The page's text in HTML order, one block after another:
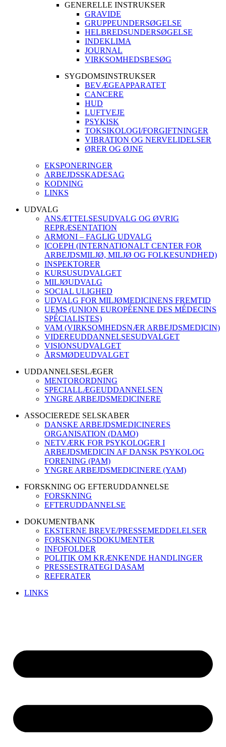
GENERELLE INSTRUKSER
GRAVIDE
GRUPPEUNDERSØGELSE
HELBREDSUNDERSØGELSE
INDEKLIMA
JOURNAL
VIRKSOMHEDSBESØG
SYGDOMSINSTRUKSER
BEVÆGEAPPARATET
CANCERE
HUD
LUFTVEJE
PSYKISK
TOKSIKOLOGI/FORGIFTNINGER
VIBRATION OG NERVELIDELSER
ØRER OG ØJNE
EKSPONERINGER
ARBEJDSSKADESAG
KODNING
LINKS
UDVALG
ANSÆTTELSESUDVALG OG ØVRIG
REPRÆSENTATION
ARMONI – FAGLIG UDVALG
ICOEPH (INTERNATIONALT CENTER FOR
ARBEJDSMILJØ, MILJØ OG FOLKESUNDHED)
INSPEKTORER
KURSUSUDVALGET
MILJØUDVALG
SOCIAL ULIGHED
UDVALG FOR MILJØMEDICINENS FREMTID
UEMS (UNION EUROPÉENNE DES MÉDECINS
SPÉCIALISTES)
VAM (VIRKSOMHEDSNÆR ARBEJDSMEDICIN)
VIDEREUDDANNELSESUDVALGET
VISIONSUDVALGET
ÅRSMØDEUDVALGET
UDDANNELSESLÆGER
MENTORORDNING
SPECIALLÆGEUDDANNELSEN
YNGRE ARBEJDSMEDICINERE
ASSOCIEREDE SELSKABER
DANSKE ARBEJDSMEDICINERES
ORGANISATION (DAMO)
NETVÆRK FOR PSYKOLOGER I
ARBEJDSMEDICIN AF DANSK PSYKOLOG
FORENING (PAM)
YNGRE ARBEJDSMEDICINERE (YAM)
FORSKNING OG EFTERUDDANNELSE
FORSKNING
EFTERUDDANNELSE
DOKUMENTBANK
EKSTERNE BREVE/PRESSEMEDDELELSER
FORSKNINGSDOKUMENTER
INFOFOLDER
POLITIK OM KRÆNKENDE HANDLINGER
PRESSESTRATEGI DASAM
REFERATER
LINKS